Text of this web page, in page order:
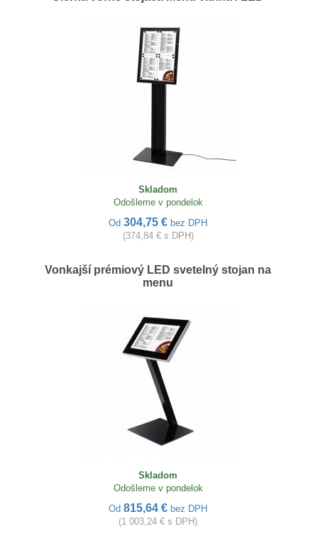
Skladom
Odošleme v pondelok
Od 304,75 € bez DPH
(374,84 € s DPH)
Vonkajší prémiový LED svetelný stojan na
menu
Skladom
Odošleme v pondelok
Od 815,64 € bez DPH
(1 003,24 € s DPH)